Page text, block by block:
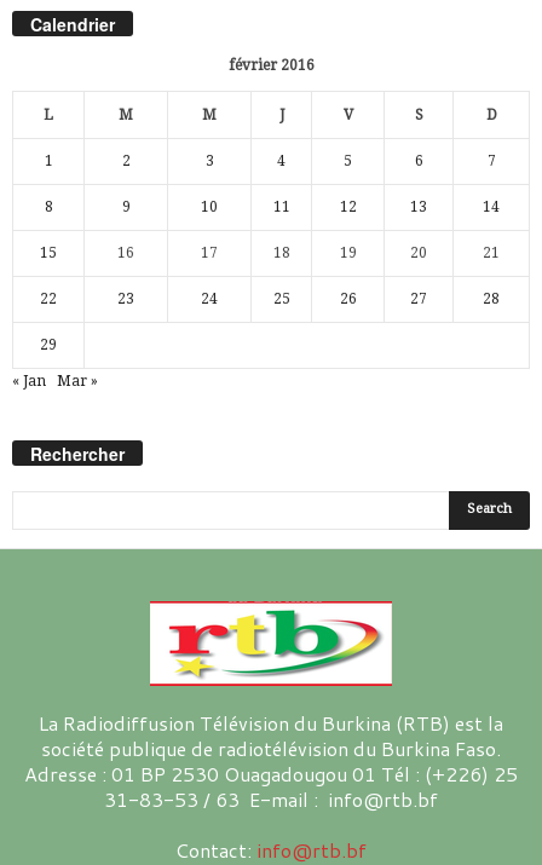
Calendrier
février 2016
L M M J V S D
1 2 3 4 5 6 7
8 9 10 11 12 13 14
15 16 17 18 19 20 21
22 23 24 25 26 27 28
29
« Jan Mar »
Rechercher
La Radiodiffusion Télévision du Burkina (RTB) est la
société publique de radiotélévision du Burkina Faso.
Adresse : 01 BP 2530 Ouagadougou 01 Tél : (+226) 25
31-83-53 / 63 E-mail : info@rtb.bf
Contact: info@rtb.bf